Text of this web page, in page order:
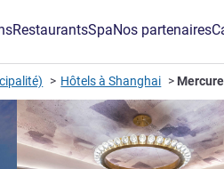
RestaurantsSpaNos partenaires
Hôtels à Shanghai